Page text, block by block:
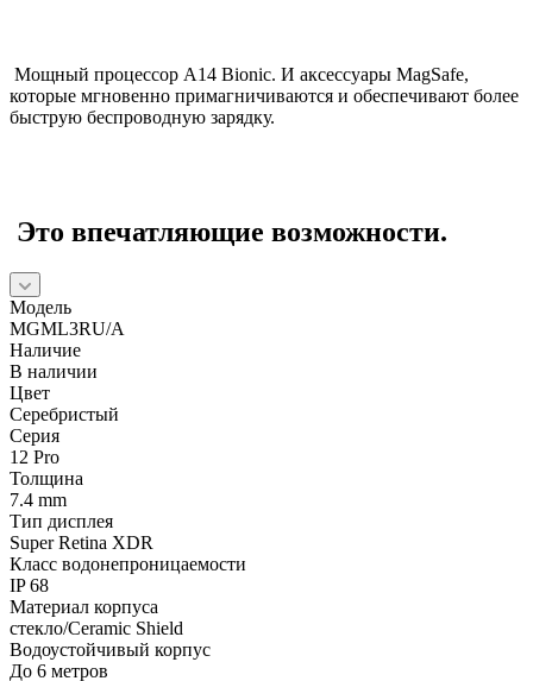
Мощный процессор A14 Bionic. И аксессуары MagSafe,
которые мгновенно примагничиваются и обеспечивают более
быструю беспроводную зарядку.
Это впечатляющие возможности.
Модель
MGML3RU/A
Наличие
В наличии
Цвет
Серебристый
Серия
12 Pro
Толщина
7.4 mm
Тип дисплея
Super Retina XDR
Класс водонепроницаемости
IP 68
Материал корпуса
стекло/Ceramic Shield
Водоустойчивый корпус
До 6 метров